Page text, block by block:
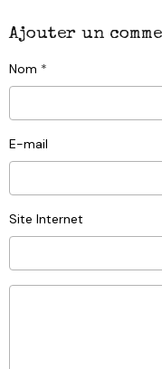
Ajouter un
Nom
E-mail
Site Internet